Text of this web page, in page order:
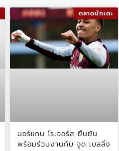
ตลาดนักเตะ
มอร์แกน โรเจอร์ส ยืนยัน
พร้อมร่วมงานกับ จูด เบลลิ่ง